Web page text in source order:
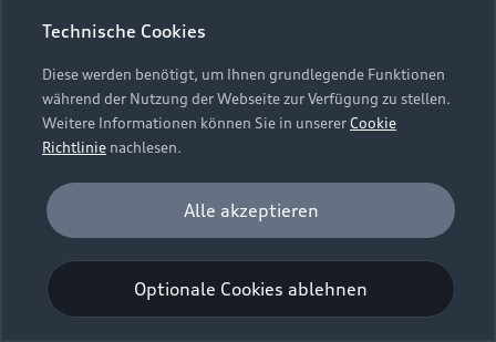
Bordbuch & Bedienungsanleitungen
Verträge kündigen
Vertrag widerrufen
Datenschutz
Audi erleben
Newsletter
Datenschutzinformation
Cookie-Richtlinie
Barrierefreiheit
Digital Services Act
EU Data Act
Embleme am Fahrzeug bei allen Abbildungen auf dieser
Webseite kann abweichen.
Technische Cookies
Diese werden benötigt, um Ihnen grundlegende Funktionen
während der Nutzung der Webseite zur Verfügung zu stellen.
Weitere Informationen können Sie in unsererCookie
Richtlinie nachlesen.
Analyse und Statistik
Performance Cookies sammeln Informationen
darüber, wie unsere Webseite genutzt wird (z. B.
Anzahl der Besuche, Verweildauer). Diese Cookies
werden zur Optimierung der Webseite verwendet.
Optionale Cookies ablehnen
Alle akzeptieren